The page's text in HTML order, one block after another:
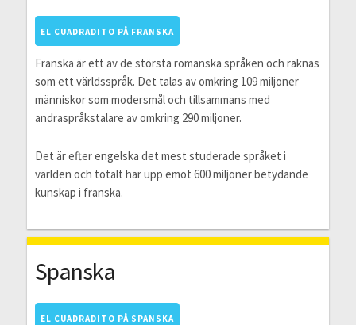
EL CUADRADITO PÅ FRANSKA
Franska är ett av de största romanska språken och räknas
som ett världsspråk. Det talas av omkring 109 miljoner
människor som modersmål och tillsammans med
andraspråkstalare av omkring 290 miljoner.
Det är efter engelska det mest studerade språket i
världen och totalt har upp emot 600 miljoner betydande
kunskap i franska.
Spanska
EL CUADRADITO PÅ SPANSKA